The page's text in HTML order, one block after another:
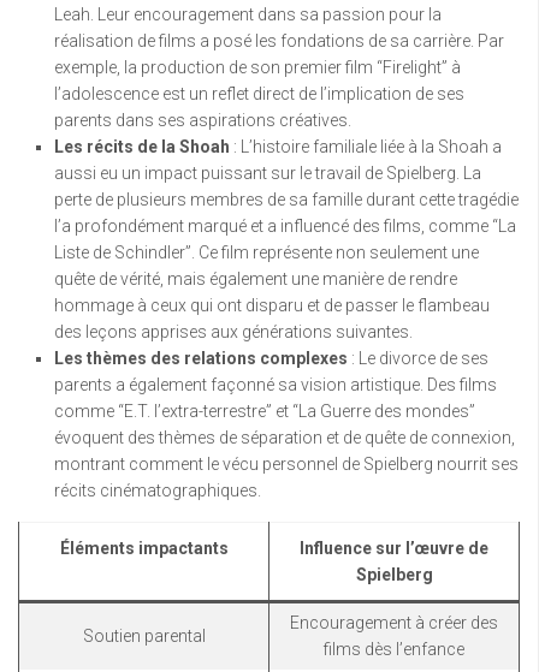
Leah. Leur encouragement dans sa passion pour la
réalisation de films a posé les fondations de sa carrière. Par
exemple, la production de son premier film “Firelight” à
l’adolescence est un reflet direct de l’implication de ses
parents dans ses aspirations créatives.
Les récits de la Shoah : L’histoire familiale liée à la Shoah a
aussi eu un impact puissant sur le travail de Spielberg. La
perte de plusieurs membres de sa famille durant cette tragédie
l’a profondément marqué et a influencé des films, comme “La
Liste de Schindler”. Ce film représente non seulement une
quête de vérité, mais également une manière de rendre
hommage à ceux qui ont disparu et de passer le flambeau
des leçons apprises aux générations suivantes.
Les thèmes des relations complexes : Le divorce de ses
parents a également façonné sa vision artistique. Des films
comme “E.T. l’extra-terrestre” et “La Guerre des mondes”
évoquent des thèmes de séparation et de quête de connexion,
montrant comment le vécu personnel de Spielberg nourrit ses
récits cinématographiques.
Éléments impactants
Influence sur l’œuvre de
Spielberg
Soutien parental
Encouragement à créer des
films dès l’enfance